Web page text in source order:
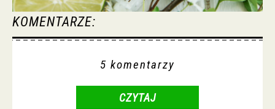
KOMENTARZE:
5 komentarzy
CZYTAJ